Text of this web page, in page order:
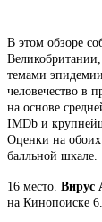
В этом обзоре
темами
человечество в
на основе
IMDb и
Оценки на обоих
балльной шкале.
16 место. Вирус
на Кинопоиске